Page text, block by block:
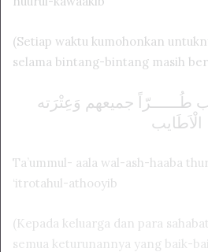
(Setiap waktu kumohonkan
selama bintang-bintang masih
ﻃُــــــﺮّﺍً جميعهم ﻭَﻋِﺘْﺮَته
ﺍﻟْﺎَﻃَﺎيب
Ta’ummul- aala wal-ash-haaba
‘itrotahul-athooyib
(Kepada keluarga dan para
semua keturunannya yang baik-